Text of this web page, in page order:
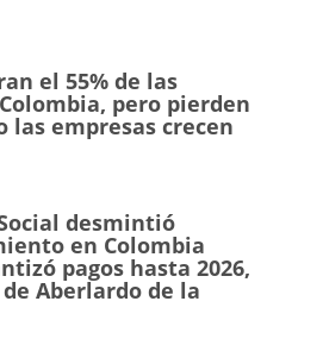
el 55% de las
pero pierden
las empresas crecen
desmintió
en Colombia
pagos hasta 2026,
Aberlardo de la